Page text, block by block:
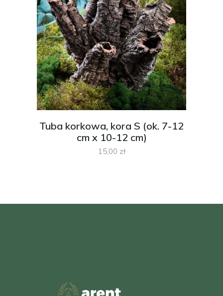
Tuba korkowa, kora S (ok. 7-12
cm x 10-12 cm)
15,00 zł